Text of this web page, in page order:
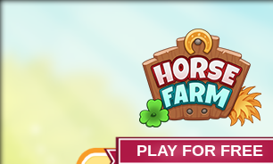
PLAY FOR FREE